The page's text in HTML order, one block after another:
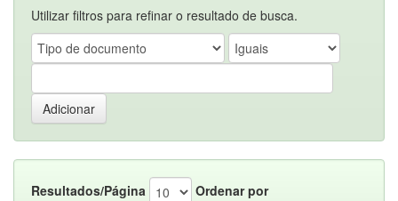
Utilizar filtros para refinar o resultado de busca.
Resultados/Página
Ordenar por